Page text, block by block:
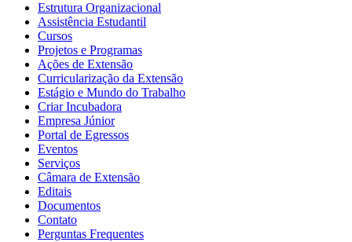
Estrutura Organizacional
Assistência Estudantil
Cursos
Projetos e Programas
Ações de Extensão
Curricularização da Extensão
Estágio e Mundo do Trabalho
Criar Incubadora
Empresa Júnior
Portal de Egressos
Eventos
Serviços
Câmara de Extensão
Editais
Documentos
Contato
Perguntas Frequentes